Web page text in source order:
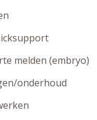
melden (embryo)
onderhoud